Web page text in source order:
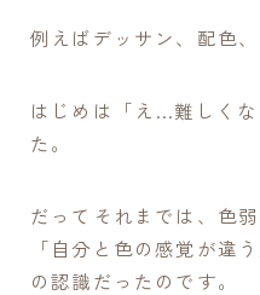
例えばデッサン、配色
はじめは「え…難しく
た。
だってそれまでは、色
「自分と色の感覚が違
の認識だったのです。